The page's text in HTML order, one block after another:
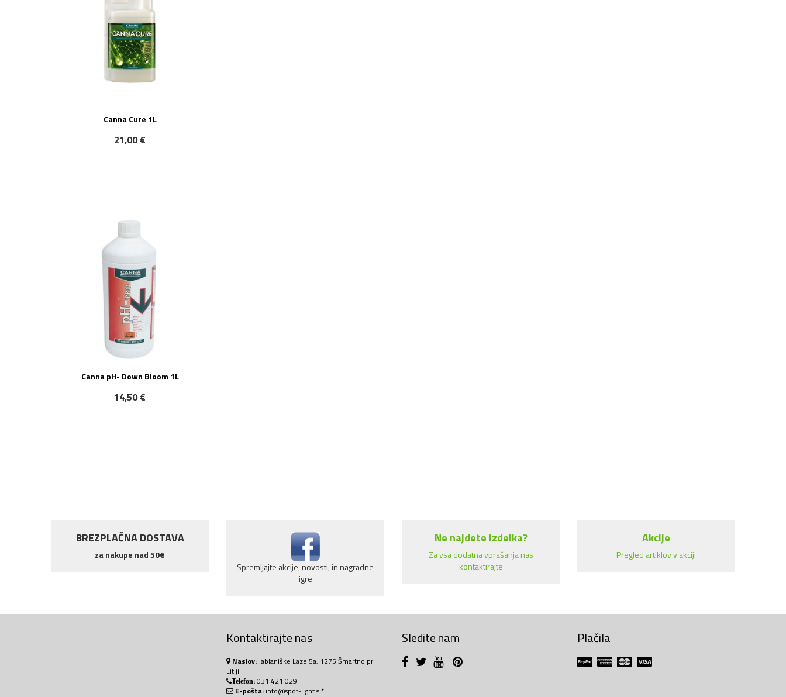
Canna Cure 1L
21,00 €
Canna pH- Down Bloom 1L
14,50 €
BREZPLAČNA DOSTAVA
za nakupe nad 50€
Spremljajte akcije, novosti, in nagradne
igre
Ne najdete izdelka?
Za vsa dodatna vprašanja nas
kontaktirajte
Akcije
Pregled artiklov v akciji
Kontaktirajte nas
Naslov:Jablaniške Laze 5a, 1275 Šmartno pri
Litiji
Telefon:031 421 029
E-pošta: info@spot-light.si*
Sledite nam Plačila